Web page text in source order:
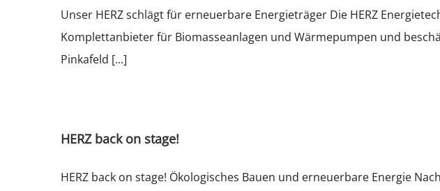
Unser HERZ schlägt für erneuerbare Energieträger Die HERZ
Komplettanbieter für Biomasseanlagen und Wärmepumpen und
Pinkafeld [...]
HERZ back on stage!
HERZ back on stage! Ökologisches Bauen und erneuerbare Energie